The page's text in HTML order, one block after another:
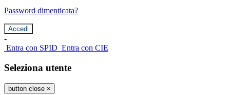
Password dimenticata?
-
Entra con SPID Entra con CIE
Seleziona utente
button close ×